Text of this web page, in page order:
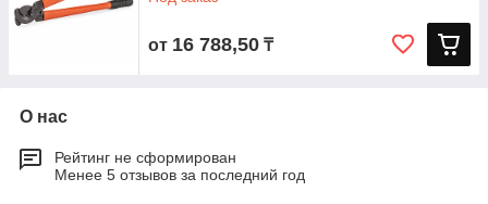
от 16 788,50 ₸
О нас
Рейтинг не сформирован
Менее 5 отзывов за последний год